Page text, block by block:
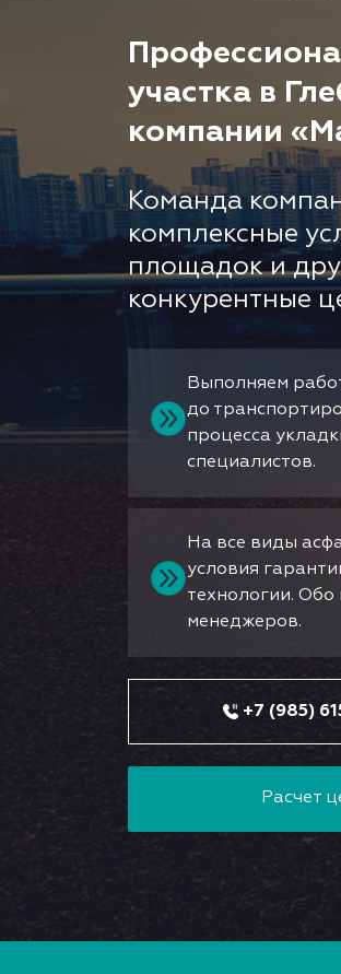
участка в
компании
Команда
комплексные
площадок и
конкурентные
Выполняем
до
процесса
специалистов.
На все виды
условия
технологии.
менеджеров.
+7 (985)
Расчет